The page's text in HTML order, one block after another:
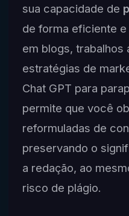
sua capacidade de
de forma eficiente
em blogs, trabalhos
estratégias de
Chat GPT para
permite que você
reformuladas de
preservando o
a redação, ao
risco de plágio.